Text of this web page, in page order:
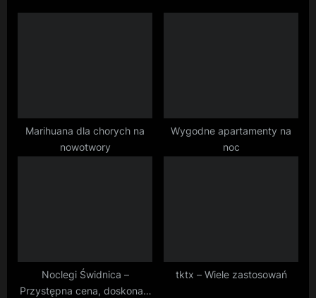
u
:
o
Marihuana dla chorych na
nowotwory
Wygodne apartamenty na
noc
Noclegi Świdnica –
Przystępna cena, doskonała
tktx – Wiele zastosowań